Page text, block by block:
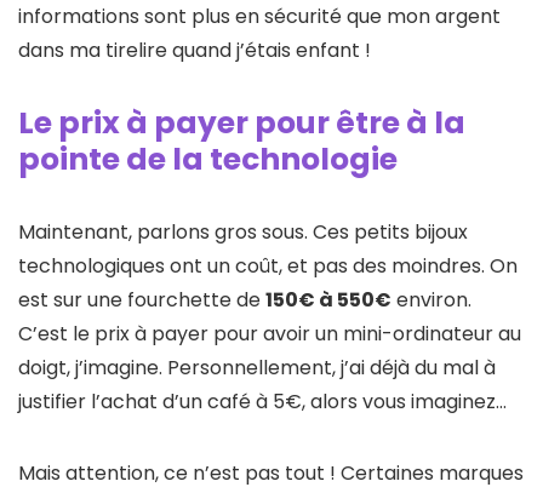
informations sont plus en sécurité que mon argent
dans ma tirelire quand j’étais enfant !
Le prix à payer pour être à la
pointe de la technologie
Maintenant, parlons gros sous. Ces petits bijoux
technologiques ont un coût, et pas des moindres. On
est sur une fourchette de150€ à 550€ environ.
C’est le prix à payer pour avoir un mini-ordinateur au
doigt, j’imagine. Personnellement, j’ai déjà du mal à
justifier l’achat d’un café à 5€, alors vous imaginez…
Mais attention, ce n’est pas tout ! Certaines marques